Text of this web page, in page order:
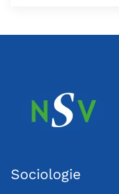
Sociologie